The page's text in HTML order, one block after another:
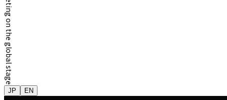
competing on the global stage
JP EN